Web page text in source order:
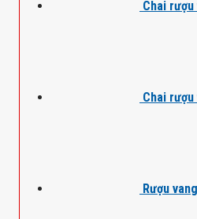
Chai
Chai rượu
Rượu